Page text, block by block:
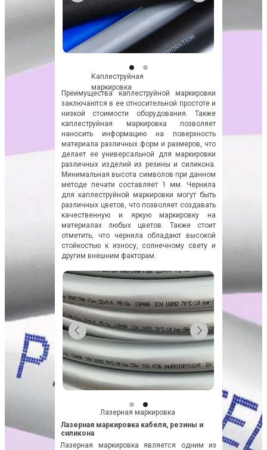
Преимущества каплеструйной маркировки
заключаются в ее относительной простоте и
низкой стоимости оборудования. Также
каплеструйная маркировка позволяет
наносить информацию на поверхность
материала различных форм и размеров, что
делает ее универсальной для маркировки
различных изделий из резины и силикона.
Минимальная высота символов при данном
методе печати составляет 1 мм. Чернила
для каплеструйной маркировки могут быть
различных цветов, что позволяет создавать
качественную и яркую маркировку на
материалах любых цветов. Также стоит
отметить, что чернила обладают высокой
стойкостью к износу, солнечному свету и
другим внешним факторам.
Каплеструйная
маркировка
Лазерная маркировка
Лазерная маркировка является одним из
Лазерная маркировка кабеля, резины и
силикона